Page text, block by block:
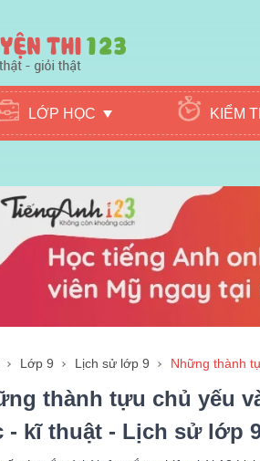
LỚP HỌC KIỂM
Lớp 9 Lịch sử lớp 9 Những thành
thành tựu chủ yếu
- kĩ thuật - Lịch sử lớp